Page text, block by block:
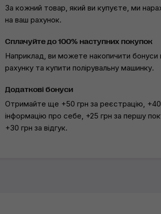
За кожний товар, який ви купуєте, ми
на ваш рахунок.
Сплачуйте до 100% наступних покупок
Наприклад, ви можете накопичити бонуси
рахунку та купити полірувальну машинку.
Додаткові бонуси
Отримайте ще +50 грн за реєстрацію, +40
інформацію про себе, +25 грн за першу
+30 грн за відгук.